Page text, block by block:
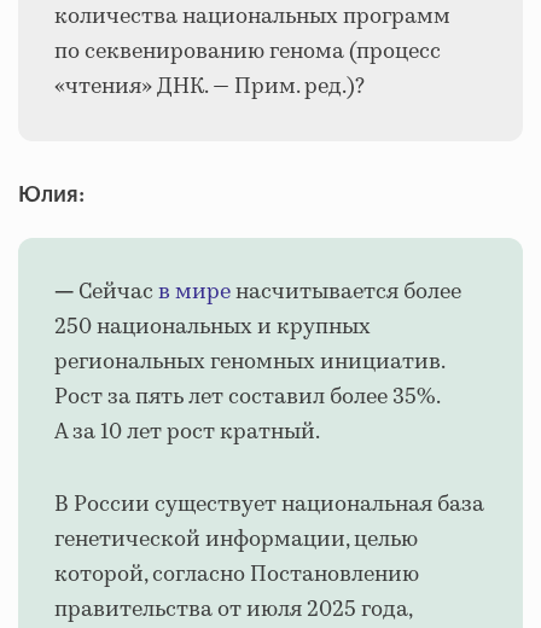
количества национальных программ
по секвенированию генома (процесс
«чтения» ДНК. — Прим. ред.)?
Юлия:
— Сейчасв миренасчитывается более
250 национальных и крупных
региональных геномных инициатив.
Рост за пять лет составил более 35%.
А за 10 лет рост кратный.
В Россиисуществует национальная база
генетической информации, целью
которой, согласно Постановлению
правительства от июля 2025 года,